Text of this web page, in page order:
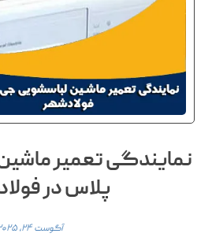
نمایندگی تعمیر
پلاس در
آگوست ۲۴, ۲۰۲۵